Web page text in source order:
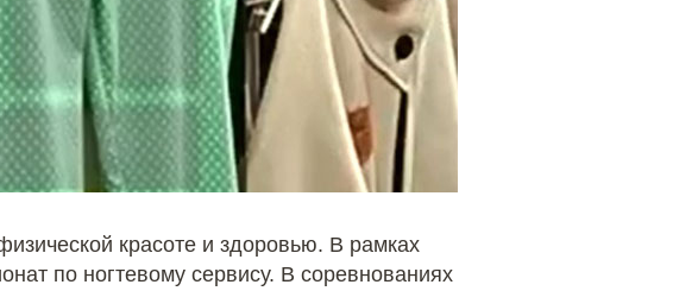
красоте и здоровью. В рамках
по ногтевому сервису. В соревнованиях